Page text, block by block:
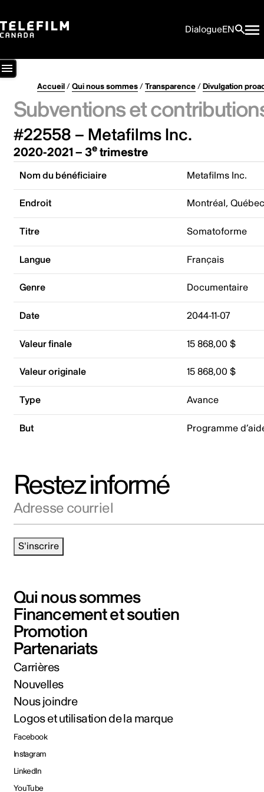
DialogueEN
Accueil/Qui nous sommes/Transparence/Divulgation
Subventions et
#22558 – Metafilms Inc.
2020-2021 – 3etrimestre
Nom du bénéficiaire Metafilms Inc.
Endroit Montréal,
Titre Somatoforme
Langue Français
Genre Documentaire
Date 2044-11-07
Valeur finale 15 868,00 $
Valeur originale 15 868,00 $
Type Avance
But Programme
Restez informé
S'inscrire
Qui nous sommes
Financement et soutien
Promotion
Partenariats
Carrières
Nouvelles
Nous joindre
Logos et utilisation de la marque
Facebook
Instagram
LinkedIn
YouTube